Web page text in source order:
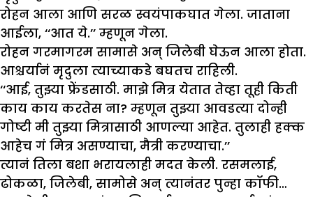
रोहन आला आणि सरळ स्वयंपाकघात गेला. जाताना
आईला, ‘‘आत ये.’’ म्हणून गेला.
रोहन गरमागरम सामासे अन् जिलेबी घेऊन आला होता.
आश्चर्यानं मृदुला त्याच्याकडे बघतच राहिली.
‘‘आई, तुझ्या फ्रेंडसाठी. माझे मित्र येतात तेव्हा तूही किती
काय काय करतेस ना? म्हणून तुझ्या आवडत्या दोन्ही
गोष्टी मी तुझ्या मित्रासाठी आणल्या आहेत. तुलाही हक्क
आहेच गं मित्र असण्याचा, मैत्री करण्याचा.’’
त्यानं तिला बशा भरायलाही मदत केली. रसमलाई,
ढोकळा, जिलेबी, सामोसे अन् त्यानंतर पुन्हा कॉफी…